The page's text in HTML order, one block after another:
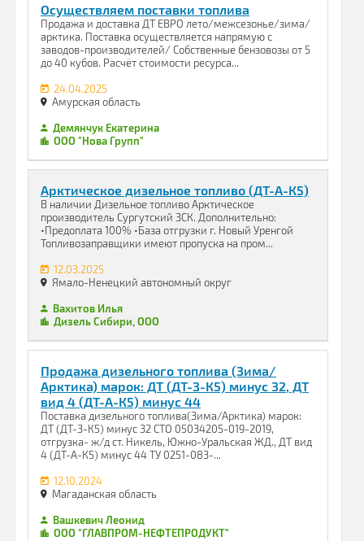
Осуществляем поставки топлива
Продажа и доставка ДТ ЕВРО лето/межсезонье/зима/
арктика. Поставка осуществляется напрямую с
заводов-производителей/ Собственные бензовозы от 5
до 40 кубов. Расчёт стоимости ресурса...
24.04.2025
Амурская область
Демянчук Екатерина
ООО "Нова Групп"
Арктическое дизельное топливо (ДТ-А-К5)
В наличии Дизельное топливо Арктическое
производитель Сургутский ЗСК. Дополнительно:
•Предоплата 100% •База отгрузки г. Новый Уренгой
Топливозаправщики имеют пропуска на пром...
12.03.2025
Ямало-Ненецкий автономный округ
Вахитов Илья
Дизель Сибири, ООО
Продажа дизельного топлива (Зима/
Арктика) марок: ДТ (ДТ-З-К5) минус 32, ДТ
вид 4 (ДТ-А-К5) минус 44
Поставка дизельного топлива(Зима/Арктика) марок:
ДТ (ДТ-З-К5) минус 32 СТО 05034205-019-2019,
отгрузка- ж/д ст. Никель, Южно-Уральская ЖД., ДТ вид
4 (ДТ-А-К5) минус 44 ТУ 0251-083-...
12.10.2024
Магаданская область
Вашкевич Леонид
ООО "ГЛАВПРОМ-НЕФТЕПРОДУКТ"